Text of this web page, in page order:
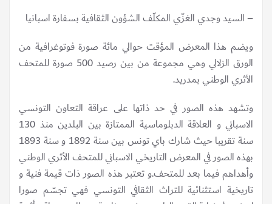
– السيد وجدي الغزّي المكلّف الشؤون الثقافية بسفارة اسبانيا
ويضم هذا المعرض المؤقت حوالي مائة صورة فوتوغرافية من
الورق الزلالي وهي مجموعة من بين رصيد 500 صورة للمتحف
الأثري الوطني بمدريد.
وتشهد هذه الصور في حد ذاتها على عراقة التعاون التونسي
الاسباني و العلاقة الدبلوماسية الممتازة بين البلدين منذ 130
سنة تقريبا حيث شارك باي تونس بين سنة 1892 و سنة 1893
بهذه الصور في المعرض التاريخي الاسباني للمتحف الأثري الوطني
وأهداهم فيما بعد للمتحف.و تعتبر هذه الصور ذات قيمة فنية و
تاريخية استثنائية للتراث الثقافي التونسي فهي تجسّم صورا